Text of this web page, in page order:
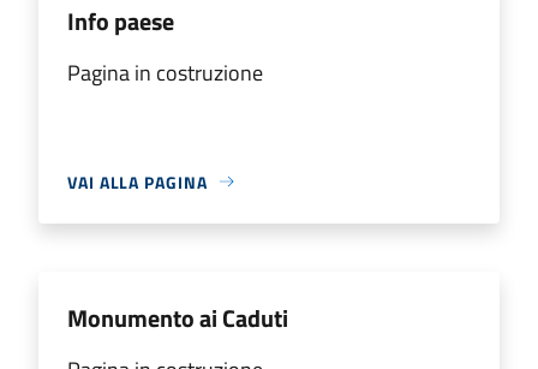
Info paese
Pagina in costruzione
VAI ALLA PAGINA
Monumento ai Caduti